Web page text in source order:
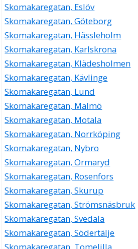
Skomakaregatan, Eslöv
Skomakaregatan, Göteborg
Skomakaregatan, Hässleholm
Skomakaregatan, Karlskrona
Skomakaregatan, Klädesholmen
Skomakaregatan, Kävlinge
Skomakaregatan, Lund
Skomakaregatan, Malmö
Skomakaregatan, Motala
Skomakaregatan, Norrköping
Skomakaregatan, Nybro
Skomakaregatan, Ormaryd
Skomakaregatan, Rosenfors
Skomakaregatan, Skurup
Skomakaregatan, Strömsnäsbruk
Skomakaregatan, Svedala
Skomakaregatan, Södertälje